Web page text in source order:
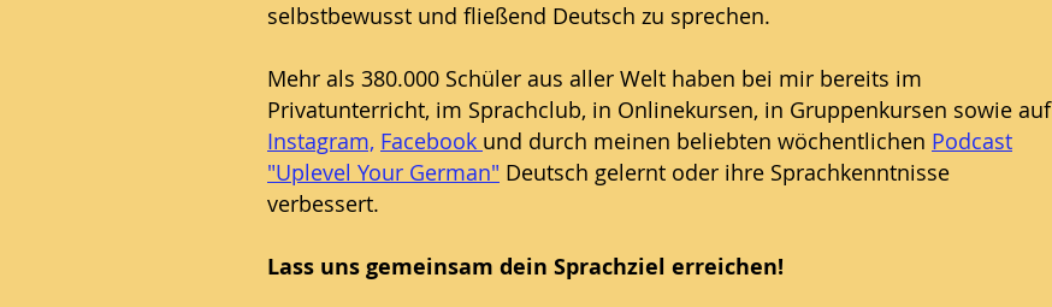
selbstbewusst und fließend Deutsch zu sprechen.
Mehr als 380.000 Schüler aus aller Welt haben bei mir bereits im
Privatunterricht, im Sprachclub, in Onlinekursen, in Gruppenkursen sowie auf
Instagram, Facebook und durch meinen beliebten wöchentlichen Podcast
"Uplevel Your German" Deutsch gelernt oder ihre Sprachkenntnisse
verbessert.
Lass uns gemeinsam dein Sprachziel erreichen!